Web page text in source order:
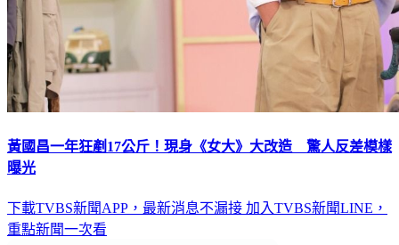
黃國昌一年狂剷17公斤！現身《女大》大改造 驚人反差模樣
曝光
下載TVBS新聞APP，最新消息不漏接 加入TVBS新聞LINE，
重點新聞一次看